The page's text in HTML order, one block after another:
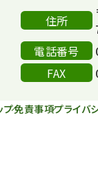
住所
電話番号
FAX
プ免責事項プライバ